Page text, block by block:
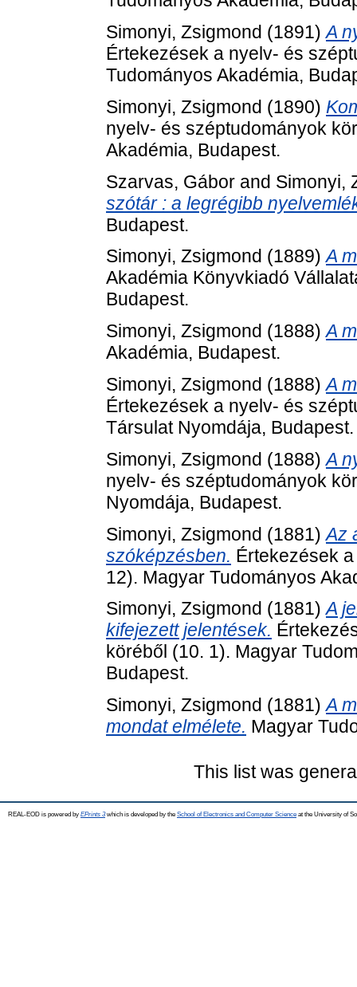
Simonyi, Zsigmond (1891)A
Értekezések a nyelv- és
Tudományos Akadémia,
Simonyi, Zsigmond (1890)
nyelv- és széptudományok
Akadémia, Budapest.
Szarvas, Gábor and Simonyi,
szótár : a legrégibb
Budapest.
Simonyi, Zsigmond (1889)A
Akadémia Könyvkiadó
Budapest.
Simonyi, Zsigmond (1888)A
Akadémia, Budapest.
Simonyi, Zsigmond (1888)A
Értekezések a nyelv- és
Társulat Nyomdája, Budapest.
Simonyi, Zsigmond (1888)A
nyelv- és széptudományok
Nyomdája, Budapest.
Simonyi, Zsigmond (1881)Az
szóképzésben. Értekezések
12). Magyar Tudományos
Simonyi, Zsigmond (1881)A
kifejezett jelentések.
köréből (10. 1). Magyar
Budapest.
Simonyi, Zsigmond (1881)A
mondat elmélete. Magyar
This list was
REAL-EOD is powered by EPrints 3which is developed by the School of Electronics and Computer Science at the University of